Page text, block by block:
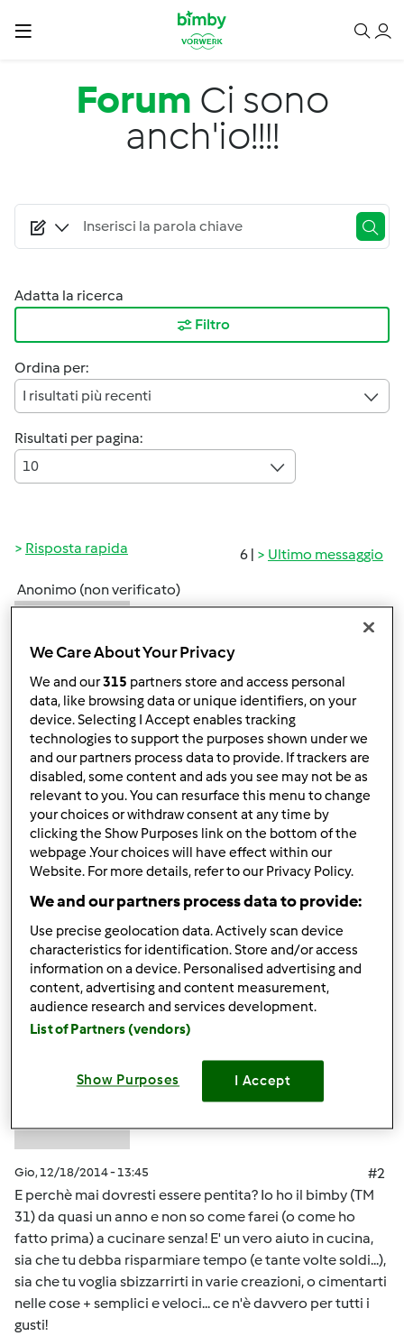
Salta al contenuto principale
Forum Ci sono
anch'io!!!!
Adatta la ricerca
Filtro
Ordina per:
I risultati più recenti
Risultati per pagina:
10
6 | Ultimo messaggio
Risposta rapida
Anonimo (non verificato)
Gio, 12/18/2014 - 13:36
Salve, mi presento ..sto attendendo il mio nuovo bimby ..e
credo di essermi già pentita!
Vorrei intanto condividere con voi le mie ansie..e
speriamo anche le ricette!!!
Saluti
In cima
Accedio registratiper poter commentare
Anonimo (non verificato)
Gio, 12/18/2014 - 13:45
#2
E perchè mai dovresti essere pentita? Io ho il bimby (TM
31) da quasi un anno e non so come farei (o come ho
fatto prima) a cucinare senza! E' un vero aiuto in cucina,
sia che tu debba risparmiare tempo (e tante volte soldi...),
sia che tu voglia sbizzarrirti in varie creazioni, o cimentarti
nelle cose + semplici e veloci... ce n'è davvero per tutti i
gusti!
We Care About Your Privacy
We and our315 partners store and access personal
data, like browsing data or unique identifiers, on your
device. Selecting I Accept enables tracking
technologies to support the purposes shown under we
and our partners process data to provide. If trackers are
disabled, some content and ads you see may not be as
relevant to you. You can resurface this menu to change
your choices or withdraw consent at any time by
clicking the Show Purposes link on the bottom of the
webpage .Your choices will have effect within our
Website. For more details, refer to our Privacy Policy.
We and our partners process data to provide:
Use precise geolocation data. Actively scan device
characteristics for identification. Store and/or access
information on a device. Personalised advertising and
content, advertising and content measurement,
audience research and services development.
List of Partners (vendors)
Show Purposes I Accept